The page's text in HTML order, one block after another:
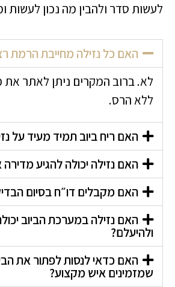
לעשות סדר ולהבין מה נכון לעשות
האם כל נזילה מחייבת הרמת
לא. ברוב המקרים ניתן לאתר את
ללא הרס.
האם ריח ביוב תמיד מעיד על
האם נזילה יכולה להגיע
האם מקבלים דו״ח בסיום
האם נזילה במערכת הביוב
ולהיעלם?
האם כדאי לנסות לפתור את
שמזמינים איש מקצוע?